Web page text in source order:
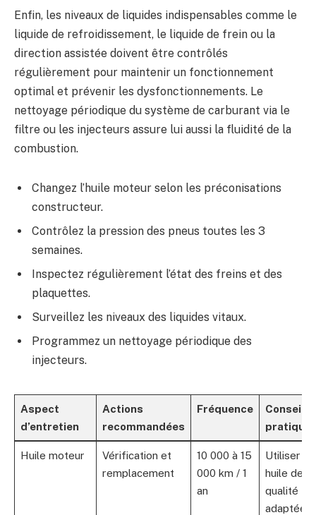
Enfin, les niveaux de liquides indispensables comme le
liquide de refroidissement, le liquide de frein ou la
direction assistée doivent être contrôlés
régulièrement pour maintenir un fonctionnement
optimal et prévenir les dysfonctionnements. Le
nettoyage périodique du système de carburant via le
filtre ou les injecteurs assure lui aussi la fluidité de la
combustion.
Changez l’huile moteur selon les préconisations
constructeur.
Contrôlez la pression des pneus toutes les 3
semaines.
Inspectez régulièrement l’état des freins et des
plaquettes.
Surveillez les niveaux des liquides vitaux.
Programmez un nettoyage périodique des
injecteurs.
Aspect
d’entretien
Actions
recommandées
Fréquence
Conseils
Huile moteur
Vérification et
remplacement
10 000 à 15
000 km / 1
an
Utiliser
huile de
qualité
adaptée